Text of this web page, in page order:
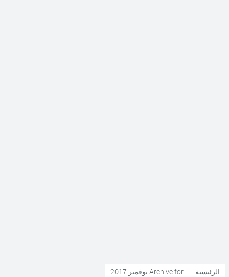
الرئيسية Archive for نوفمبر 2017